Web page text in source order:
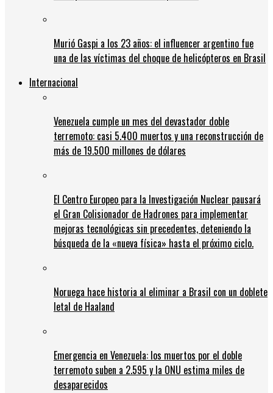
Murió Gaspi a los 23 años: el influencer argentino fue
una de las víctimas del choque de helicópteros en Brasil
Internacional
Venezuela cumple un mes del devastador doble
terremoto: casi 5.400 muertos y una reconstrucción de
más de 19.500 millones de dólares
El Centro Europeo para la Investigación Nuclear pausará
el Gran Colisionador de Hadrones para implementar
mejoras tecnológicas sin precedentes, deteniendo la
búsqueda de la «nueva física» hasta el próximo ciclo.
Noruega hace historia al eliminar a Brasil con un doblete
letal de Haaland
Emergencia en Venezuela: los muertos por el doble
terremoto suben a 2.595 y la ONU estima miles de
desaparecidos